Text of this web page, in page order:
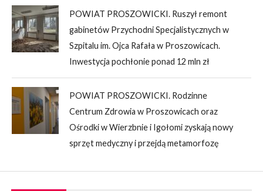
POWIAT PROSZOWICKI. Ruszył remont
gabinetów Przychodni Specjalistycznych w
Szpitalu im. Ojca Rafała w Proszowicach.
Inwestycja pochłonie ponad 12 mln zł
POWIAT PROSZOWICKI. Rodzinne
Centrum Zdrowia w Proszowicach oraz
Ośrodki w Wierzbnie i Igołomi zyskają nowy
sprzęt medyczny i przejdą metamorfozę